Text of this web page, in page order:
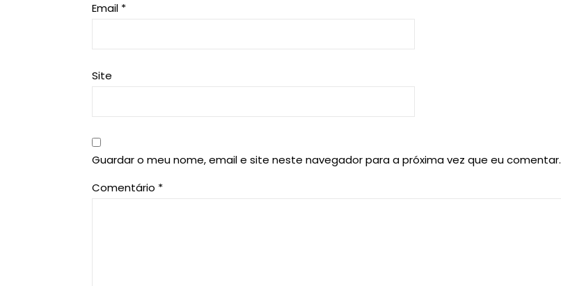
Email *
Site
Guardar o meu nome, email e site neste navegador para a próxima vez que eu comentar.
Comentário *